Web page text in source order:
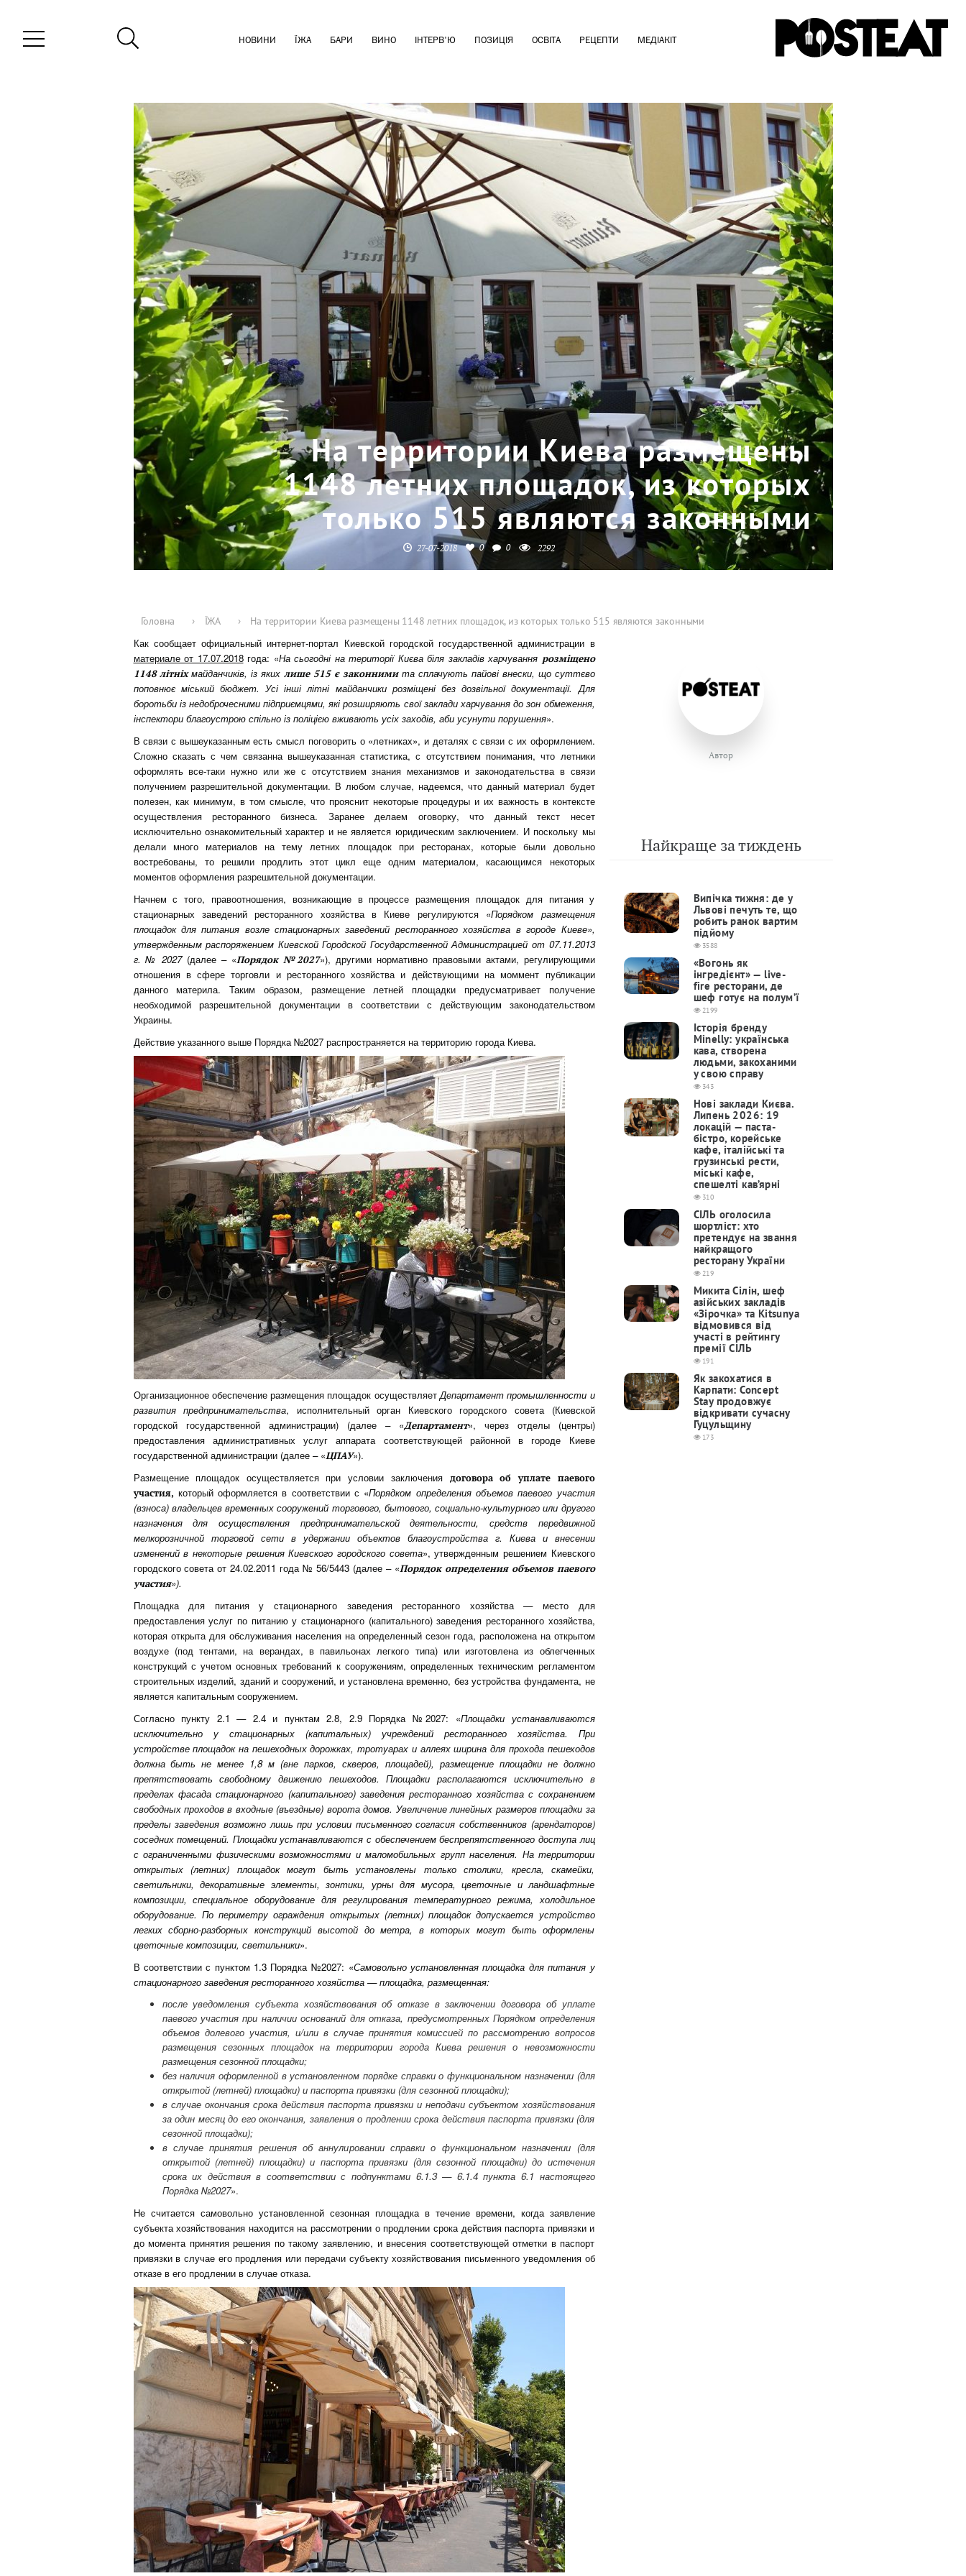
НОВИНИ ЇЖА БАРИ ВИНО ІНТЕРВ'Ю ПОЗИЦІЯ ОСВІТА РЕЦЕПТИ МЕДІАКІТ
На территории Киева размещены
1148 летних площадок, из которых
только 515 являются законными
27-07-2018 0 0 2292
Головна › ЇЖА › На территории Киева размещены 1148 летних площадок, из которых только 515 являются законными
Как сообщает официальный интернет-портал Киевской городской государственной администрации в
материале от 17.07.2018года: «На сьогодні на території Києва біля закладів харчування розміщено
1148 літніхмайданчиків, із якихлише 515 є законнимита сплачують пайові внески, що суттєво
поповнює міський бюджет. Усі інші літні майданчики розміщені без дозвільної документації. Для
боротьби із недоброчесними підприємцями, які розширяють свої заклади харчування до зон обмеження,
інспектори благоустрою спільно із поліцією вживають усіх заходів, аби усунути порушення».
В связи с вышеуказанным есть смысл поговорить о «летниках», и деталях с связи с их оформлением.
Сложно сказать с чем связанна вышеуказанная статистика, с отсутствием понимания, что летники
оформлять все-таки нужно или же с отсутствием знания механизмов и законодательства в связи
получением разрешительной документации. В любом случае, надеемся, что данный материал будет
полезен, как минимум, в том смысле, что прояснит некоторые процедуры и их важность в контексте
осуществления ресторанного бизнеса. Заранее делаем оговорку, что данный текст несет
исключительно ознакомительный характер и не является юридическим заключением. И поскольку мы
делали много материалов на тему летних площадок при ресторанах, которые были довольно
востребованы, то решили продлить этот цикл еще одним материалом, касающимся некоторых
моментов оформления разрешительной документации.
Начнем с того, правоотношения, возникающие в процессе размещения площадок для питания у
стационарных заведений ресторанного хозяйства в Киеве регулируются «Порядком размещения
площадок для питания возле стационарных заведений ресторанного хозяйства в городе Киеве»,
утвержденным распоряжением Киевской Городской Государственной Администрацией от 07.11.2013
г. № 2027 (далее – «Порядок №2027»), другими нормативно правовыми актами, регулирующими
отношения в сфере торговли и ресторанного хозяйства и действующими на моммент публикации
данного материла. Таким образом, размещение летней площадки предусматривает получение
необходимой разрешительной документации в соответствии с действующим законодательством
Украины.
Действие указанного выше Порядка №2027 распространяется на территорию города Киева.
Организационное обеспечение размещения площадок осуществляетДепартамент промышленности и
развития предпринимательства, исполнительный орган Киевского городского совета (Киевской
городской государственной администрации) (далее – «Департамент», через отделы (центры)
предоставления административных услуг аппарата соответствующей районной в городе Киеве
государственной администрации (далее – «ЦПАУ»).
Размещение площадок осуществляется при условии заключения договора об уплате паевого
участия, который оформляется в соответствии с «Порядком определения объемов паевого участия
(взноса) владельцев временных сооружений торгового, бытового, социально-культурного или другого
назначения для осуществления предпринимательской деятельности, средств передвижной
мелкорозничной торговой сети в удержании объектов благоустройства г. Киева и внесении
изменений в некоторые решения Киевского городского совета», утвержденным решением Киевского
городского совета от 24.02.2011 года № 56/5443 (далее – «Порядок определения объемов паевого
участия»).
Площадка для питания у стационарного заведения ресторанного хозяйства — место для
предоставления услуг по питанию у стационарного (капитального) заведения ресторанного хозяйства,
которая открыта для обслуживания населения на определенный сезон года, расположена на открытом
воздухе (под тентами, на верандах, в павильонах легкого типа) или изготовлена из облегченных
конструкций с учетом основных требований к сооружениям, определенных техническим регламентом
строительных изделий, зданий и сооружений, и установлена временно, без устройства фундамента, не
является капитальным сооружением.
Согласно пункту 2.1 — 2.4 и пунктам 2.8, 2.9 Порядка №2027: «Площадки устанавливаются
исключительно у стационарных (капитальных) учреждений ресторанного хозяйства. При
устройстве площадок на пешеходных дорожках, тротуарах и аллеях ширина для прохода пешеходов
должна быть не менее 1,8 м (вне парков, скверов, площадей), размещение площадки не должно
препятствовать свободному движению пешеходов. Площадки располагаются исключительно в
пределах фасада стационарного (капитального) заведения ресторанного хозяйства с сохранением
свободных проходов в входные (въездные) ворота домов. Увеличение линейных размеров площадки за
пределы заведения возможно лишь при условии письменного согласия собственников (арендаторов)
соседних помещений. Площадки устанавливаются с обеспечением беспрепятственного доступа лиц
с ограниченными физическими возможностями и маломобильных групп населения. На территории
открытых (летних) площадок могут быть установлены только столики, кресла, скамейки,
светильники, декоративные элементы, зонтики, урны для мусора, цветочные и ландшафтные
композиции, специальное оборудование для регулирования температурного режима, холодильное
оборудование. По периметру ограждения открытых (летних) площадок допускается устройство
легких сборно-разборных конструкций высотой до метра, в которых могут быть оформлены
цветочные композиции, светильники».
В соответствии с пунктом 1.3 Порядка №2027: «Самовольно установленная площадка для питания у
стационарного заведения ресторанного хозяйства — площадка, размещенная:
после уведомления субъекта хозяйствования об отказе в заключении договора об уплате
паевого участия при наличии оснований для отказа, предусмотренных Порядком определения
объемов долевого участия, и/или в случае принятия комиссией по рассмотрению вопросов
размещения сезонных площадок на территории города Киева решения о невозможности
размещения сезонной площадки;
без наличия оформленной в установленном порядке справки о функциональном назначении (для
открытой (летней) площадки) и паспорта привязки (для сезонной площадки);
в случае окончания срока действия паспорта привязки и неподачи субъектом хозяйствования
за один месяц до его окончания, заявления о продлении срока действия паспорта привязки (для
сезонной площадки);
в случае принятия решения об аннулировании справки о функциональном назначении (для
открытой (летней) площадки) и паспорта привязки (для сезонной площадки) до истечения
срока их действия в соответствии с подпунктами 6.1.3 — 6.1.4 пункта 6.1 настоящего
Порядка №2027».
Не считается самовольно установленной сезонная площадка в течение времени, когда заявление
субъекта хозяйствования находится на рассмотрении о продлении срока действия паспорта привязки и
до момента принятия решения по такому заявлению, и внесения соответствующей отметки в паспорт
привязки в случае его продления или передачи субъекту хозяйствования письменного уведомления об
отказе в его продлении в случае отказа.
Автор
Найкраще за тиждень
Випічка тижня: де у
Львові печуть те, що
робить ранок вартим
підйому
3588
«Вогонь як
інгредієнт» — live-
fire ресторани, де
шеф готує на полум’ї
2199
Історія бренду
Minelly: українська
кава, створена
людьми, закоханими
у свою справу
343
Нові заклади Києва.
Липень 2026: 19
локацій — паста-
бістро, корейське
кафе, італійські та
грузинські рести,
міські кафе,
спешелті кав’ярні
310
СІЛЬ оголосила
шортліст: хто
претендує на звання
найкращого
ресторану України
219
Микита Сілін, шеф
азійських закладів
«Зірочка» та Kitsunya
відмовився від
участі в рейтингу
премії СІЛЬ
191
Як закохатися в
Карпати: Concept
Stay продовжує
відкривати сучасну
Гуцульщину
173